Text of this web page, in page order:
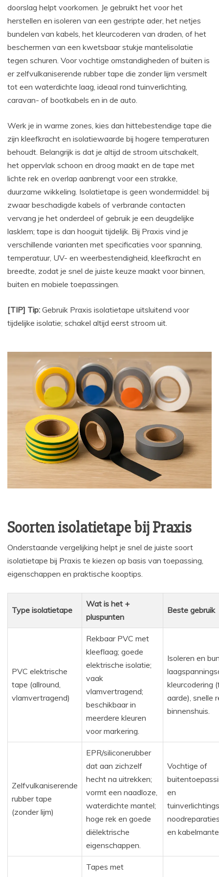
doorslag helpt voorkomen. Je gebruikt het voor het
herstellen en isoleren van een gestripte ader, het netjes
bundelen van kabels, het kleurcoderen van draden, of het
beschermen van een kwetsbaar stukje mantelisolatie
tegen schuren. Voor vochtige omstandigheden of buiten is
er zelfvulkaniserende rubber tape die zonder lijm versmelt
tot een waterdichte laag, ideaal rond tuinverlichting,
caravan- of bootkabels en in de auto.
Werk je in warme zones, kies dan hittebestendige tape die
zijn kleefkracht en isolatiewaarde bij hogere temperaturen
behoudt. Belangrijk is dat je altijd de stroom uitschakelt,
het oppervlak schoon en droog maakt en de tape met
lichte rek en overlap aanbrengt voor een strakke,
duurzame wikkeling. Isolatietape is geen wondermiddel: bij
zwaar beschadigde kabels of verbrande contacten
vervang je het onderdeel of gebruik je een deugdelijke
lasklem; tape is dan hooguit tijdelijk. Bij Praxis vind je
verschillende varianten met specificaties voor spanning,
temperatuur, UV- en weerbestendigheid, kleefkracht en
breedte, zodat je snel de juiste keuze maakt voor binnen,
buiten en mobiele toepassingen.
[TIP] Tip: Gebruik Praxis isolatietape uitsluitend voor
tijdelijke isolatie; schakel altijd eerst stroom uit.
Soorten isolatietape bij Praxis
Onderstaande vergelijking helpt je snel de juiste soort
isolatietape bij Praxis te kiezen op basis van toepassing,
eigenschappen en praktische kooptips.
Type isolatietape
Wat is het +
pluspunten
Beste gebruik
PVC elektrische
tape (allround,
vlamvertragend)
Rekbaar PVC met
kleeflaag; goede
elektrische isolatie;
vaak
vlamvertragend;
beschikbaar in
meerdere kleuren
voor markering.
Isoleren en
kleurcodering
aarde), snelle
binnenshuis.
Zelfvulkaniserende
rubber tape
(zonder lijm)
EPR/siliconerubber
dat aan zichzelf
hecht na uitrekken;
vormt een naadloze,
waterdichte mantel;
hoge rek en goede
diëlektrische
eigenschappen.
Vochtige of
en
en
Tapes met